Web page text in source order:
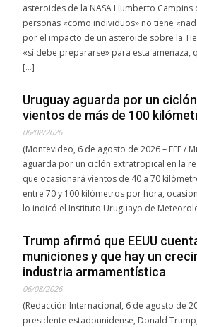
asteroides de la NASA Humberto
personas «como individuos» no tiene
por el impacto de un asteroide sobre la
«sí debe prepararse» para esta amenaza,
[…]
Uruguay aguarda por un
vientos de más de 100
06/08/2026
(Montevideo, 6 de agosto de 2026 – EFE /
aguarda por un ciclón extratropical en la
que ocasionará vientos de 40 a 70
entre 70 y 100 kilómetros por hora,
lo indicó el Instituto Uruguayo de
Trump afirmó que EEUU
municiones y que hay un
industria armamentística
06/08/2026
(Redacción Internacional, 6 de agosto de
presidente estadounidense, Donald